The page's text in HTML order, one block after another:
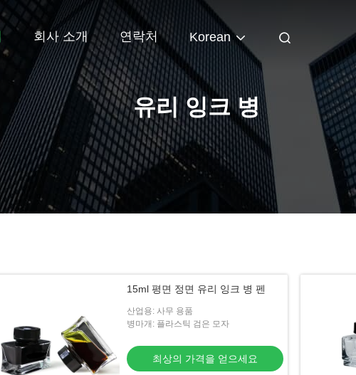
회사 소개 연락처 Korean
유리 잉크 병
15ml 평면 정면 유리 잉크 병 펜
산업용: 사무 용품
병마개: 플라스틱 검은 모자
최상의 가격을 얻으세요